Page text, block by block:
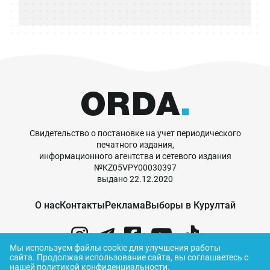
Свидетельство о постановке на учет периодического
печатного издания,
информационного агентства и сетевого издания
№KZ05VPY00030397
выдано 22.12.2020
О насКонтактыРекламаВыборы в Курултай
Мы используем файлы cookie для улучшения работы
сайта. Продолжая использование сайта, вы соглашаетесь с
нашей политикой конфиденциальности.